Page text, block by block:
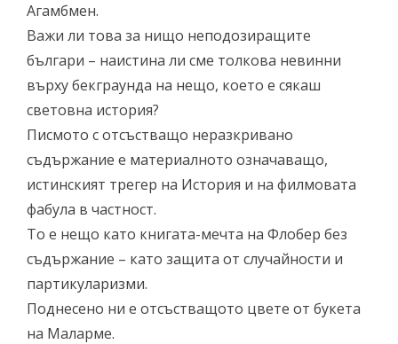
Агамбмен.
Важи ли това за нищо неподозиращите
българи – наистина ли сме толкова невинни
върху бекграунда на нещо, което е сякаш
световна история?
Писмото с отсъстващо неразкривано
съдържание е материалното означаващо,
истинският трегер на История и на филмовата
фабула в частност.
То е нещо като книгата-мечта на Флобер без
съдържание – като защита от случайности и
партикуларизми.
Поднесено ни е отсъстващото цвете от букета
на Маларме.